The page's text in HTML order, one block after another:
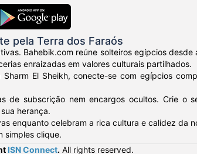
pela Terra dos Faraós
Bahebik.com reúne solteiros egípcios desde
enraizadas em valores culturais partilhados.
El Sheikh, conecte-se com egípcios
de subscrição nem encargos ocultos. Crie o
herança.
enquanto celebram a rica cultura e calidez da
simples clique.
ISN Connect. All rights reserved.
Assistance